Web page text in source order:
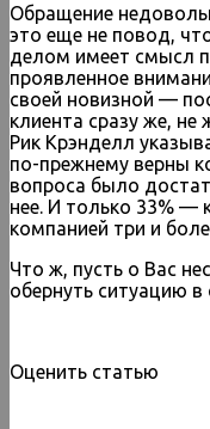
Обращение
это еще не повод,
делом имеет смысл
проявленное
своей новизной —
клиента сразу же,
Рик Крэнделл
по-прежнему верны
вопроса было
нее. И только 33% —
компанией три и
Что ж, пусть о Вас
обернуть ситуацию в
Оценить статью